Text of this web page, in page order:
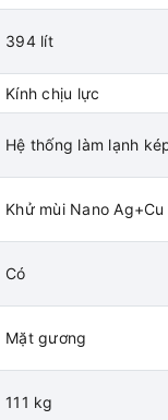
mức nhiệt nhanh
chi phí tiền điện
lạnh
phẩm
394 lít
Kính chịu lực
Hệ thống làm lạnh
Khử mùi Nano Ag+Cu
Có
Mặt gương
111 kg